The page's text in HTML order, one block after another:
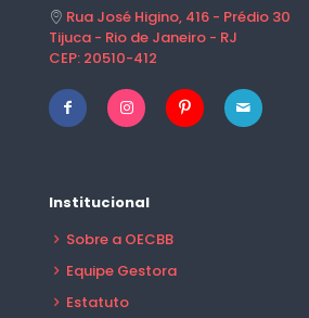
Rua José Higino, 416 - Prédio 30
Tijuca - Rio de Janeiro - RJ
CEP: 20510-412
Institucional
Sobre a OECBB
Equipe Gestora
Estatuto